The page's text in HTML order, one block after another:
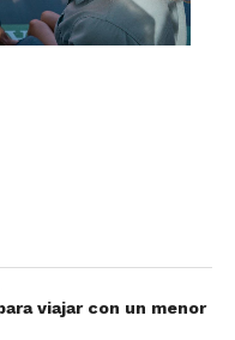
viajar con un menor